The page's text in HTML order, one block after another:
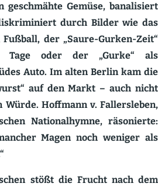
geschmähte Gemüse, banali­siert
durch Bilder wie das
der „Saure-Gurken-Zeit“
Tage oder der „Gurke“ als
Auto. Im alten Berlin kam die
auf den Markt – auch nicht
Würde. Hoffmann v. Fallers­leben,
Natio­nal­hymne, räsonierte:
Magen noch weniger als
stößt die Frucht nach dem